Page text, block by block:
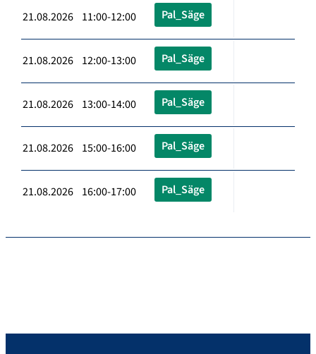
21.08.2026 11:00-12:00 Pal_Säge
21.08.2026 12:00-13:00 Pal_Säge
21.08.2026 13:00-14:00 Pal_Säge
21.08.2026 15:00-16:00 Pal_Säge
21.08.2026 16:00-17:00 Pal_Säge